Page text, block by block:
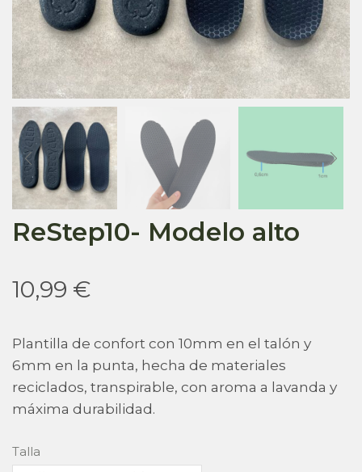
ReStep10- Modelo alto
10,99 €
Plantilla de confort con 10mm en el talón y
6mm en la punta, hecha de materiales
reciclados, transpirable, con aroma a lavanda y
máxima durabilidad.
Talla